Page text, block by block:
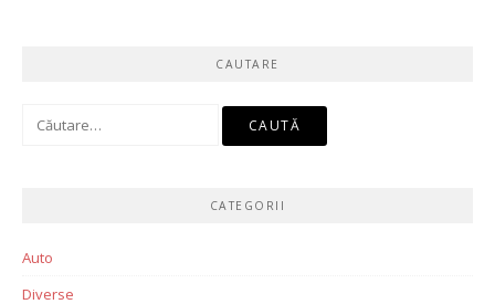
CAUTARE
Caută
CATEGORII
Auto
Diverse